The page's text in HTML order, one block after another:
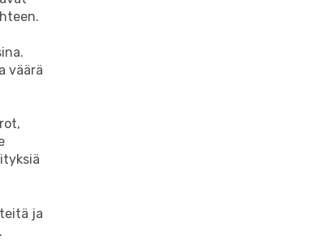
väärä
ja